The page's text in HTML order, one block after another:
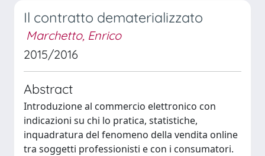
Il contratto dematerializzato
Marchetto, Enrico
2015/2016
Abstract
Introduzione al commercio elettronico con
indicazioni su chi lo pratica, statistiche,
inquadratura del fenomeno della vendita online
tra soggetti professionisti e con i consumatori.